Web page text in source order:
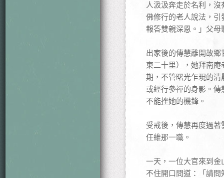
人汲汲奔走於名利，
佛修行的老人說法，
報答雙親深恩。」父
出家後的傳慧離開故
東二十里），她拜南
期，不管曙光乍現的
或經行參禪的身影。
不能挫她的機鋒。
受戒後，傳慧再度過
任維那一職。
一天，一位大官來到
不住開口問道：「請